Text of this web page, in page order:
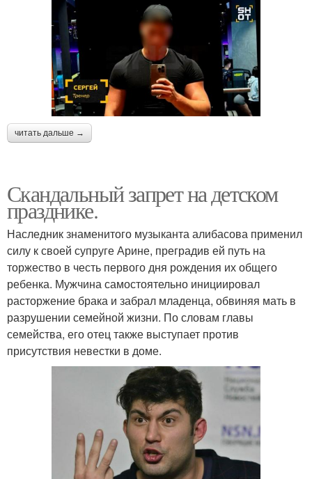
читать дальше →
Скандальный запрет на детском
празднике.
Наследник знаменитого музыканта алибасова применил
силу к своей супруге Арине, преградив ей путь на
торжество в честь первого дня рождения их общего
ребенка. Мужчина самостоятельно инициировал
расторжение брака и забрал младенца, обвиняя мать в
разрушении семейной жизни. По словам главы
семейства, его отец также выступает против
присутствия невестки в доме.